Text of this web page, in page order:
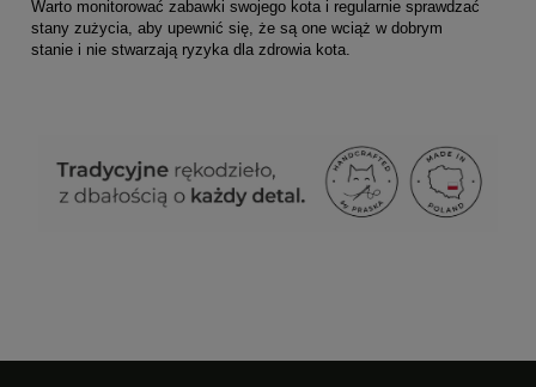
Warto monitorować zabawki swojego kota i regularnie sprawdzać
stany zużycia, aby upewnić się, że są one wciąż w dobrym
stanie i nie stwarzają ryzyka dla zdrowia kota.